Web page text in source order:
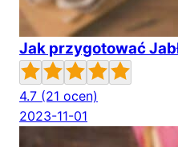
Jak przygotować
4.7 (21 ocen)
2023-11-01